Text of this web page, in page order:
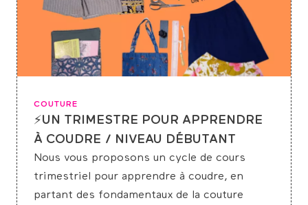
COUTURE
⚡UN TRIMESTRE POUR APPRENDRE
À COUDRE / NIVEAU DÉBUTANT
Nous vous proposons un cycle de cours
trimestriel pour apprendre à coudre, en
partant des fondamentaux de la couture